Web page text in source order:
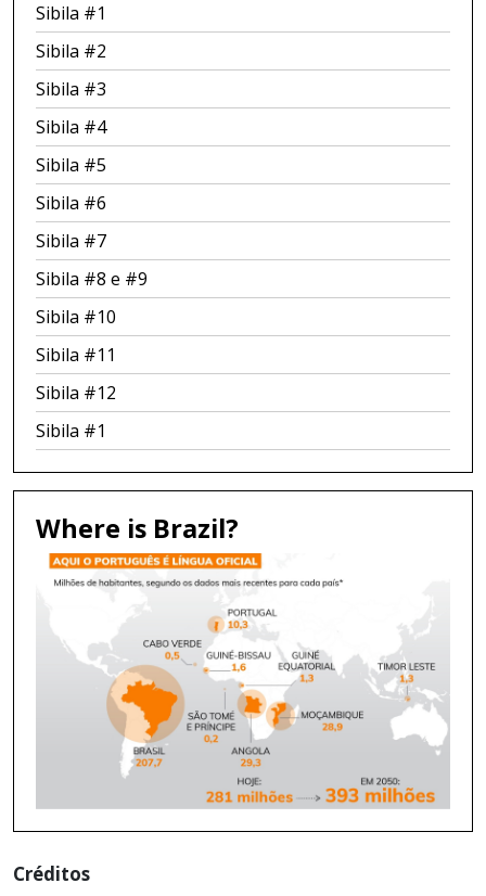
Sibila #1
Sibila #2
Sibila #3
Sibila #4
Sibila #5
Sibila #6
Sibila #7
Sibila #8 e #9
Sibila #10
Sibila #11
Sibila #12
Sibila #1
Where is Brazil?
Créditos